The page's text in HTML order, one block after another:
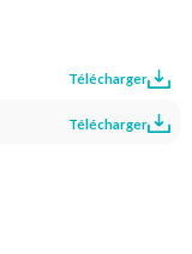
Télécharger
Télécharger